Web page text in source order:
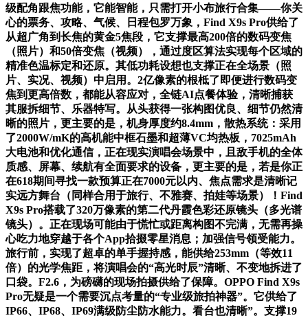
级配角跟焦功能，它能智能，只需打开小布旅行合集——你关
心的票务、攻略、气候、日程包罗万象，Find X9s Pro供给了
从超广角到长焦的黄金5焦段，它支撑最高200倍的数码变焦
（照片）和50倍变焦（视频），通过度区算法实现每个区域的
精准色温标定和还原。其低功耗设想也支撑正在全场景（照
片、实况、视频）中启用。2亿像素的根柢了即便进行数码变
焦到更高倍数，都能从容应对，全链AI点餐体验，清晰捕获
其服拆细节、乐器特写。从头获得一张构图优良、细节仍然清
晰的照片，更主要的是，机身厚度约8.4mm，散热系统：采用
了2000W/mK的高机能中框石墨和超薄VC均热板，7025mAh
大电池和优化通信，正在现实演唱会场景中，且敌手机的全体
质感、屏幕、续航有全面要求的设备，更主要的是，若是你正
在618期间寻找一款预算正在7000元以内、焦点需求是清晰记
实远方舞台（同样合用于旅行、不雅赛、拍娃等场景）！Find
X9s Pro搭载了320万像素的第二代丹霞色彩还原镜头（多光谱
镜头）。正在现场可能由于慌忙或距离构图不完满，无需再操
心吃力地穿越于各个App拾掇零星消息；加强信号领受能力。
旅行前，实现了超卓的单手握持感，能供给253mm（等效11
倍）的光学焦距，将演唱会的“高光时辰”清晰、不变地拆进了
口袋。F2.6，为磅礴的现场拍摄供给了保障。OPPO Find X9s
Pro无疑是一个需要沉点考量的“专业级旅拍神器”。它供给了
IP66、IP68、IP69满级防尘防水能力。看台也清晰”。支撑19